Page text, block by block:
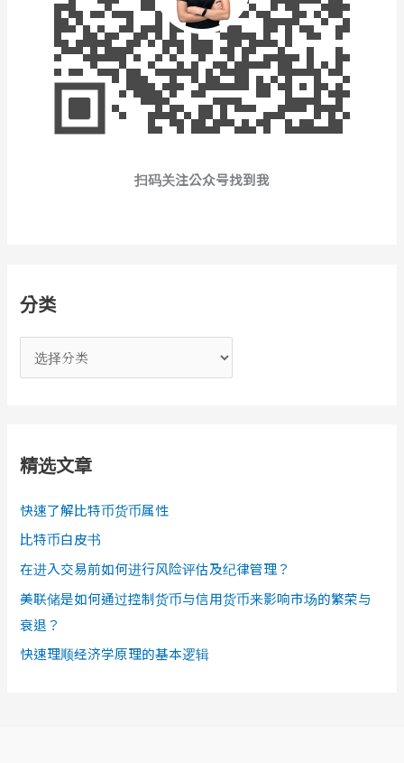
扫码关注公众号找到我
分类
类
精选文章
快速了解比特币货币属性
比特币白皮书
在进入交易前如何进行风险评估及纪律管理？
美联储是如何通过控制货币与信用货币来影响市场的繁荣与
衰退？
快速理顺经济学原理的基本逻辑